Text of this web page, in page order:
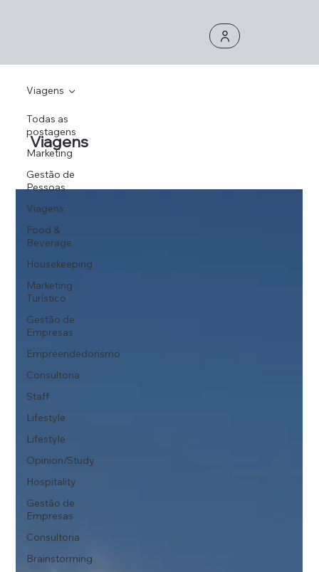
Todas as
postagens
Marketing
Gestão de
Pessoas
Viagens
Food &
Beverage
Housekeeping
Marketing
Turístico
Gestão de
Empresas
Empreendedorismo
Consultoria
Staff
Lifestyle
Lifestyle
Opinion/Study
Hospitality
Gestão de
Empresas
Consultoria
Brainstorming
Viagens
Viagens